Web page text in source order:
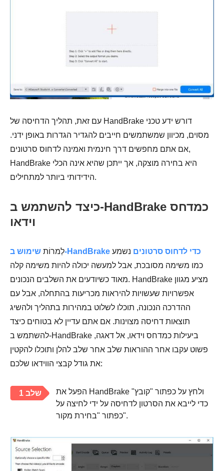
עם זאת, תהליך הדחיסה של HandBrake דורש ידע טכני
מסוים, מכיוון שמשתמשים חייבים להגדיר הגדרות באופן ידני.
אם אתם מחפשים דרך חינמית ואמינה לדחוס סרטונים,
HandBrake היא בחירה מוצקה, אך ייתכן שהיא אינה הכלי
הידידותי ביותר למתחילים.
כיצד להשתמש ב-HandBrake כמדחס
וידאו
לַמרוֹת שימוש ב-HandBrake כדי לדחוס סרטונים נשמע
כמו משימה מסובכת, אבל למעשה יכולה להיות משימה קלה
מאוד כשיודעים את השלבים הנכונים. HandBrake מציע מגוון
אפשרויות שעשויות להיראות מכריעות בהתחלה, אבל עם
ההדרכה הנכונה, תוכלו לשלוט במהירות בתהליך ולהשיג
תוצאות דחיסה מצוינות. אם אתם עדיין לא בטוחים כיצד
להשתמש ב-HandBrake ביעילות כמדחס וידאו, אל דאגה,
פשוט עקבו אחר ההוראות שלב אחר שלב להלן ותוכלו להקטין
את גודל קבצי הווידאו שלכם:
שלב 1
הפעל את HandBrake ולחץ על כפתור "קובץ"
כדי לייבא את הסרטון לדחיסה על ידי לחיצה על
כפתור "בחירת מקור".